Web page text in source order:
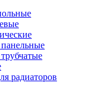
радиаторов